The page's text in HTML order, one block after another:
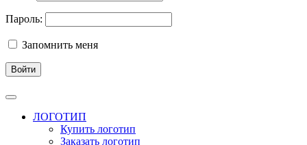
Пароль:
Запомнить меня
Войти
ЛОГОТИП
Купить логотип
Заказать логотип